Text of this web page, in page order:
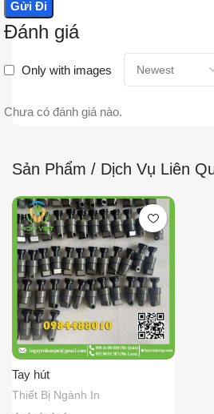
Đánh giá
Only with images
Chưa có đánh giá nào.
Sản Phẩm / Dịch Vụ Liên
Tay hút
Thiết Bị Ngành In